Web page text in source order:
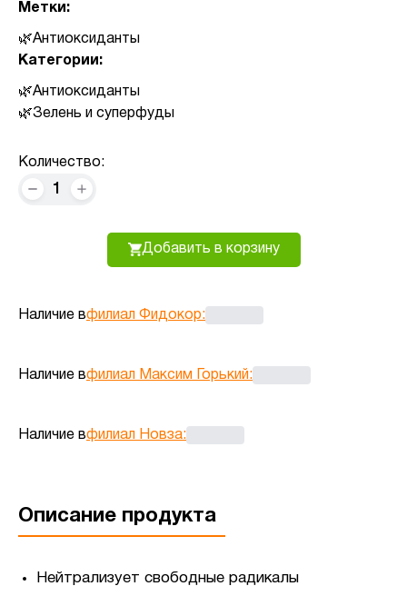
Метки:
Антиоксиданты
Категории:
Антиоксиданты
Зелень и суперфуды
Количество:
1
Добавить в корзину
Наличие вфилиал Фидокор:
Наличие вфилиал Максим Горький:
Наличие вфилиал Новза:
Описание продукта
Нейтрализует свободные радикалы